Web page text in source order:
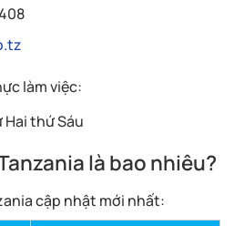
làm việc:
Hai thứ Sáu
là bao nhiêu?
cập nhật mới nhất: